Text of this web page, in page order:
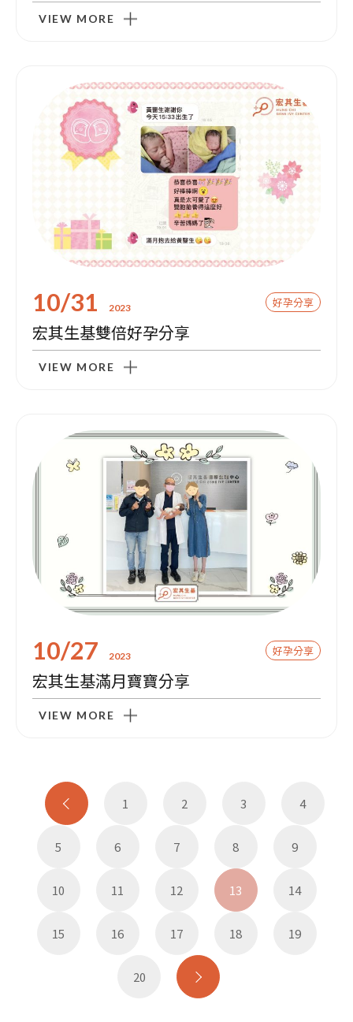
VIEW MORE
10/31 2023 好孕分享
宏其生基雙倍好孕分享
VIEW MORE
10/27 2023 好孕分享
宏其生基滿月寶寶分享
VIEW MORE
1 2 3 4
5 6 7 8 9
10 11 12 13 14
15 16 17 18 19
20